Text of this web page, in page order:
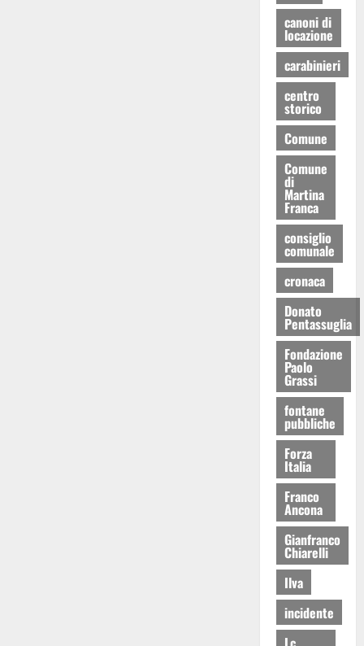
canoni di
locazione
carabinieri
centro
storico
Comune
Comune
di
Martina
Franca
consiglio
comunale
cronaca
Donato
Pentassuglia
Fondazione
Paolo
Grassi
fontane
pubbliche
Forza
Italia
Franco
Ancona
Gianfranco
Chiarelli
Ilva
incidente